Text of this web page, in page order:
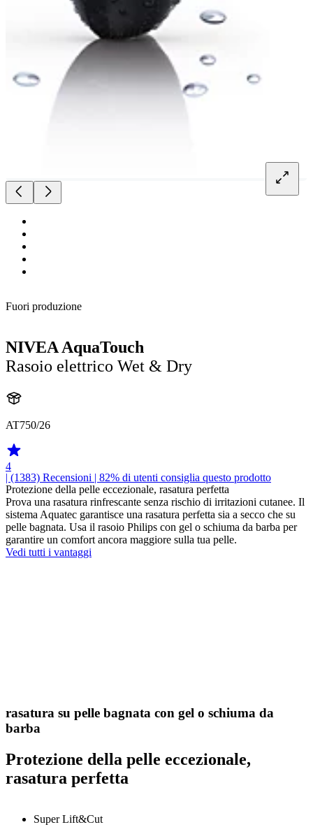
Fuori produzione
NIVEA AquaTouch
Rasoio elettrico Wet & Dry
AT750/26
4
| (1383) Recensioni | 82% di utenti consiglia questo prodotto
Protezione della pelle eccezionale, rasatura perfetta
Prova una rasatura rinfrescante senza rischio di irritazioni cutanee. Il
sistema Aquatec garantisce una rasatura perfetta sia a secco che su
pelle bagnata. Usa il rasoio Philips con gel o schiuma da barba per
garantire un comfort ancora maggiore sulla tua pelle.
Vedi tutti i vantaggi
rasatura su pelle bagnata con gel o schiuma da
barba
Protezione della pelle eccezionale,
rasatura perfetta
Super Lift&Cut